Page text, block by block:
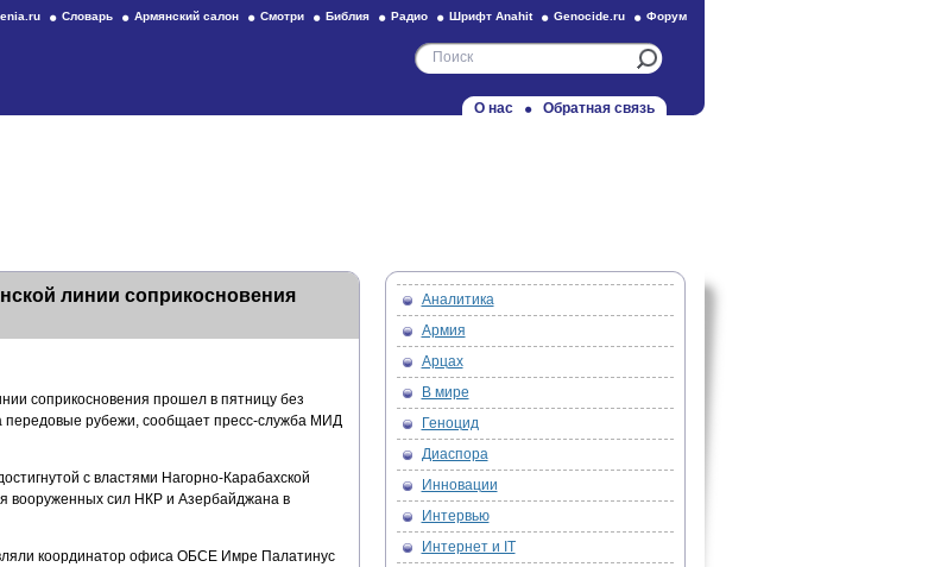
Словарь Армянский салон Смотри Библия Радио Шрифт Anahit Genocide.ru Форум
О нас Обратная связь
линии соприкосновения
соприкосновения прошел в пятницу без
рубежи, сообщает пресс-служба МИД
с властями Нагорно-Карабахской
вооруженных сил НКР и Азербайджана в
координатор офиса ОБСЕ Имре Палатинус
Аналитика
Армия
Арцах
В мире
Геноцид
Диаспора
Инновации
Интервью
Интернет и IT